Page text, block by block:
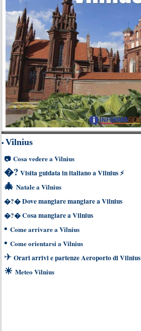
• Vilnius
📷 Cosa vedere a Vilnius
�? Visita guidata in italiano a Vilnius ⚡
🎄 Natale a Vilnius
�?�Dove mangiare mangiare a Vilnius
�?�Cosa mangiare a Vilnius
• Come arrivare a Vilnius
• Come orientarsi a Vilnius
✈ Orari arrivi e partenze Aeroporto di Vilnius
☀ Meteo Vilnius